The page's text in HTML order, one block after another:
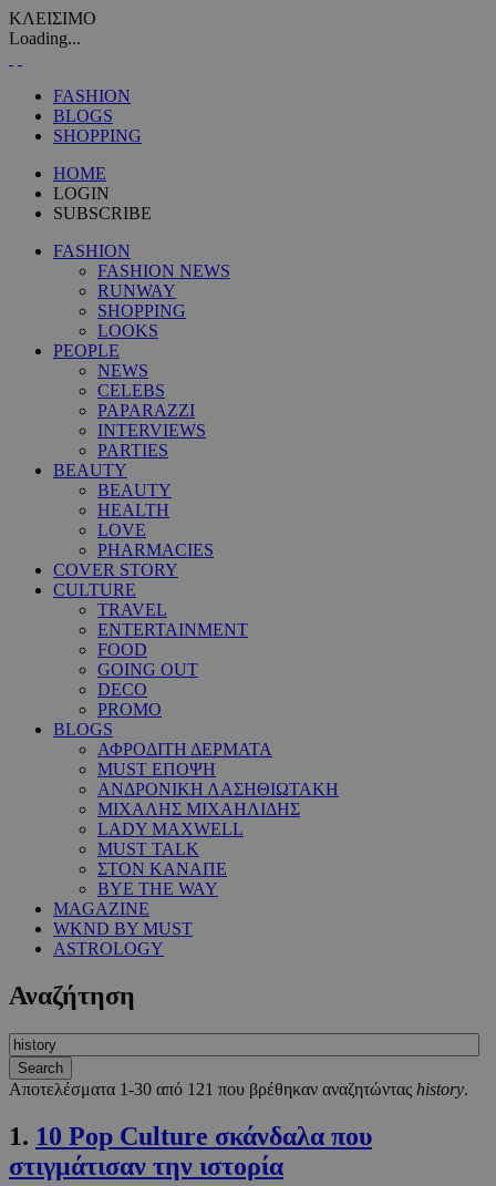
ΚΛΕΙΣΙΜΟ
Loading...
FASHION
BLOGS
SHOPPING
HOME
LOGIN
SUBSCRIBE
FASHION
FASHION NEWS
RUNWAY
SHOPPING
LOOKS
PEOPLE
NEWS
CELEBS
PAPARAZZI
INTERVIEWS
PARTIES
BEAUTY
BEAUTY
HEALTH
LOVE
PHARMACIES
COVER STORY
CULTURE
TRAVEL
ENTERTAINMENT
FOOD
GOING OUT
DECO
PROMO
BLOGS
ΑΦΡΟΔΙΤΗ ΔΕΡΜΑΤΑ
MUST ΕΠΟΨΗ
ΑΝΔΡΟΝΙΚΗ ΛΑΣΗΘΙΩΤΑΚΗ
ΜΙΧΑΛΗΣ ΜΙΧΑΗΛΙΔΗΣ
LADY MAXWELL
MUST TALK
ΣΤΟΝ ΚΑΝΑΠΕ
BYE THE WAY
MAGAZINE
WKND BY MUST
ASTROLOGY
Αναζήτηση
Αποτελέσματα 1-30 από 121 που βρέθηκαν αναζητώντας history.
1. 10 Pop Culture σκάνδαλα που
στιγμάτισαν την ιστορία